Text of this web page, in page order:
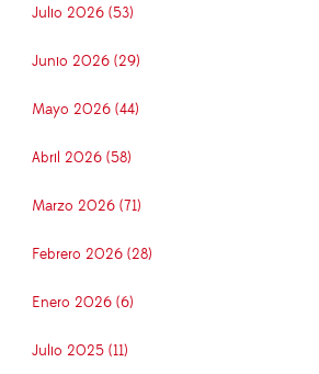
Julio 2026 (53)
Junio 2026 (29)
Mayo 2026 (44)
Abril 2026 (58)
Marzo 2026 (71)
Febrero 2026 (28)
Enero 2026 (6)
Julio 2025 (11)